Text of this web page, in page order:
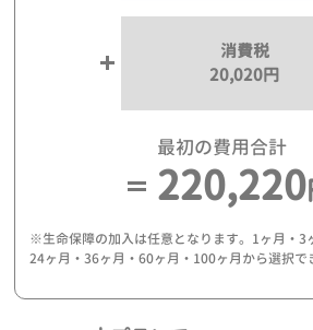
消費税
20,020円
最初の費用合計
220,220
※生命保障の加入は任意となります。1ヶ月・3
24ヶ月・36ヶ月・60ヶ月・100ヶ月から選択で